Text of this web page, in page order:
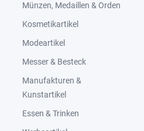
Münzen, Medaillen & Orden
Kosmetikartikel
Modeartikel
Messer & Besteck
Manufakturen &
Kunstartikel
Essen & Trinken